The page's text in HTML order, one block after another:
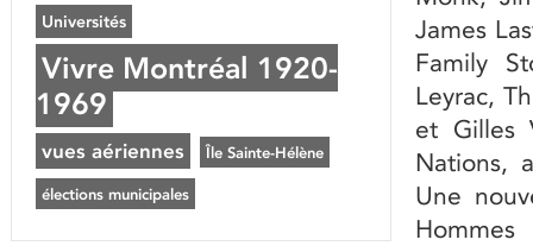
James
Family
Leyrac,
et Gilles
Nations,
Une
Universités
Vivre Montréal 1920-
1969
vues aériennes Île Sainte-Hélène
élections municipales